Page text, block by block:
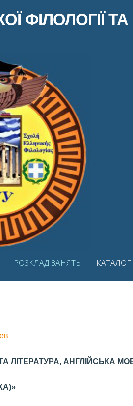
ФІЛОЛОГІЇ ТА
РОЗКЛАД ЗАНЯТЬ
ЛІТЕРАТУРА, АНГЛІЙСЬКА